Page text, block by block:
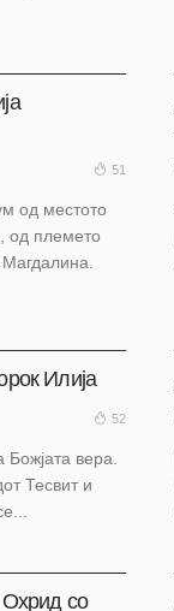
51
од местото
од племето
Илија
52
вера.
Тесвит и
Охрид со